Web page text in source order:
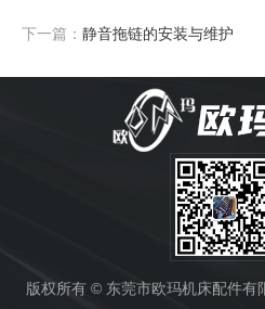
下一篇： 静音拖链的安装与维护
版权所有 © 东莞市欧玛机床配件有